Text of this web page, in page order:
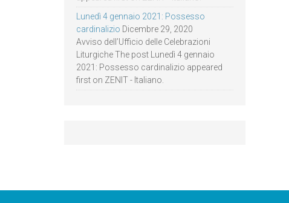
Lunedì 4 gennaio 2021: Possesso
cardinalizio Dicembre 29, 2020
Avviso dell’Ufficio delle Celebrazioni
Liturgiche The post Lunedì 4 gennaio
2021: Possesso cardinalizio appeared
first on ZENIT - Italiano.